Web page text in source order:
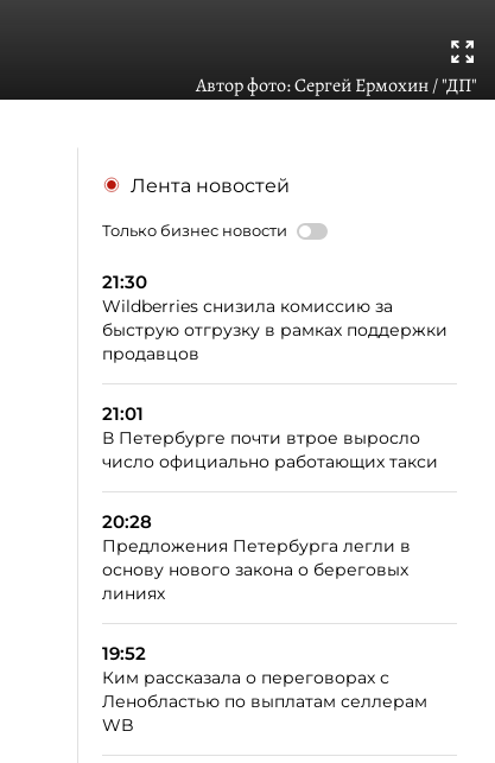
Автор фото:Сергей Ермохин / "ДП"
Лента новостей
Только бизнес новости
21:30
Wildberries снизила комиссию за
быструю отгрузку в рамках поддержки
продавцов
21:01
В Петербурге почти втрое выросло
число официально работающих такси
20:28
Предложения Петербурга легли в
основу нового закона о береговых
линиях
19:52
Ким рассказала о переговорах с
Ленобластью по выплатам селлерам
WB